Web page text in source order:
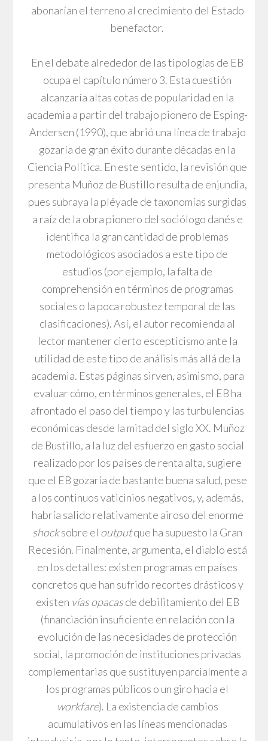
abonarían el terreno al crecimiento del Estado
benefactor.
En el debate alrededor de las tipologías de EB
ocupa el capítulo número 3. Esta cuestión
alcanzaría altas cotas de popularidad en la
academia a partir del trabajo pionero de Esping-
Andersen (1990), que abrió una línea de trabajo
gozaría de gran éxito durante décadas en la
Ciencia Política. En este sentido, la revisión que
presenta Muñoz de Bustillo resulta de enjundia,
pues subraya la pléyade de taxonomías surgidas
a raíz de la obra pionero del sociólogo danés e
identifica la gran cantidad de problemas
metodológicos asociados a este tipo de
estudios (por ejemplo, la falta de
comprehensión en términos de programas
sociales o la poca robustez temporal de las
clasificaciones). Así, el autor recomienda al
lector mantener cierto escepticismo ante la
utilidad de este tipo de análisis más allá de la
academia. Estas páginas sirven, asimismo, para
evaluar cómo, en términos generales, el EB ha
afrontado el paso del tiempo y las turbulencias
económicas desde la mitad del siglo XX. Muñoz
de Bustillo, a la luz del esfuerzo en gasto social
realizado por los países de renta alta, sugiere
que el EB gozaría de bastante buena salud, pese
a los continuos vaticinios negativos, y, además,
habría salido relativamente airoso del enorme
shocksobre el outputque ha supuesto la Gran
Recesión. Finalmente, argumenta, el diablo está
en los detalles: existen programas en países
concretos que han sufrido recortes drásticos y
existen vías opacasde debilitamiento del EB
(financiación insuficiente en relación con la
evolución de las necesidades de protección
social, la promoción de instituciones privadas
complementarias que sustituyen parcialmente a
los programas públicos o un giro hacia el
workfare). La existencia de cambios
acumulativos en las líneas mencionadas